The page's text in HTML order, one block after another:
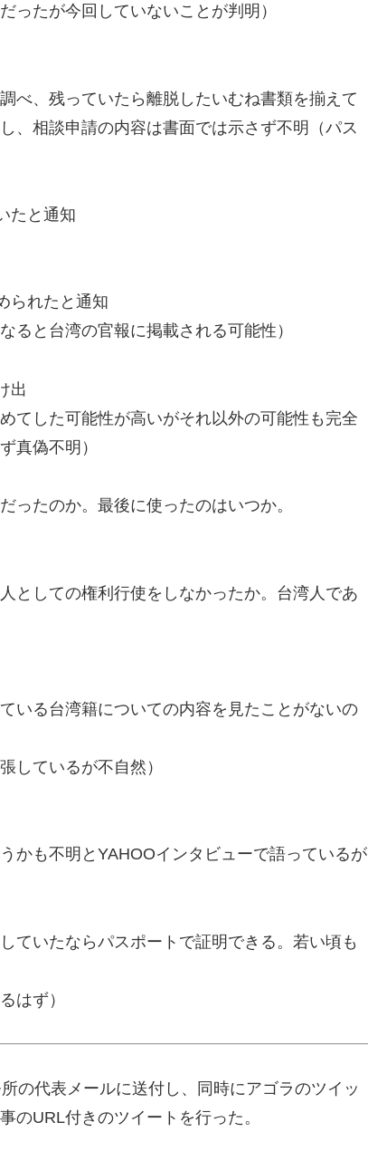
ったが今回していないことが判明）
べ、残っていたら離脱したいむね書類を揃えて
、相談申請の内容は書面では示さず不明（パス
たと通知
られたと通知
ると台湾の官報に掲載される可能性）
出
てした可能性が高いがそれ以外の可能性も完全
真偽不明）
たのか。最後に使ったのはいつか。
としての権利行使をしなかったか。台湾人であ
いる台湾籍についての内容を見たことがないの
しているが不自然）
かも不明とYAHOOインタビューで語っているが
ていたならパスポートで証明できる。若い頃も
はず）
の代表メールに送付し、同時にアゴラのツイッ
のURL付きのツイートを行った。